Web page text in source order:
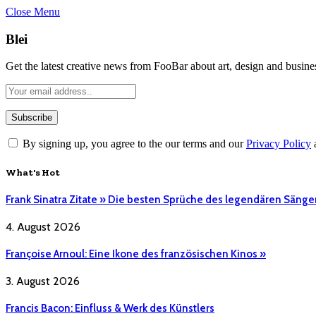
Close Menu
Blei
Get the latest creative news from FooBar about art, design and
By signing up, you agree to the our terms and ourPrivacy Policy
What's Hot
Frank Sinatra Zitate » Die besten Sprüche des legendären
4. August 2026
Françoise Arnoul: Eine Ikone des französischen Kinos »
3. August 2026
Francis Bacon: Einfluss & Werk des Künstlers